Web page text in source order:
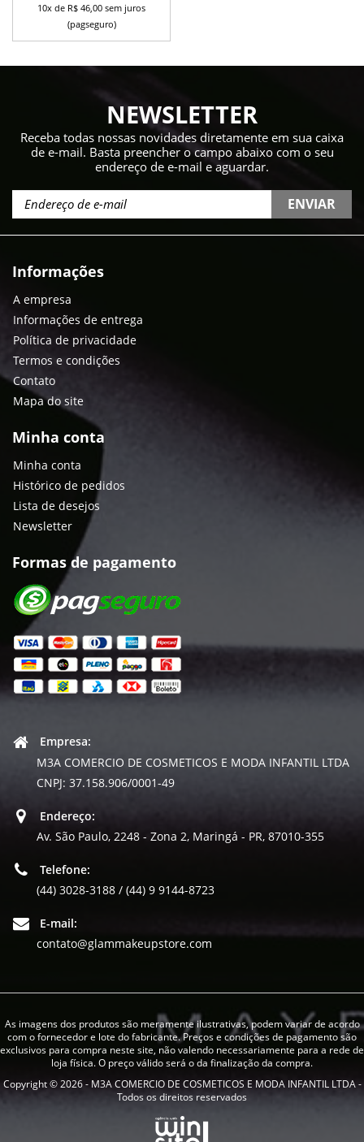
10x de R$ 46,00 sem juros
(pagseguro)
NEWSLETTER
Receba todas nossas novidades diretamente em sua caixa
de e-mail. Basta preencher o campo abaixo com o seu
endereço de e-mail e aguardar.
ENVIAR
Informações
A empresa
Informações de entrega
Política de privacidade
Termos e condições
Contato
Mapa do site
Minha conta
Minha conta
Histórico de pedidos
Lista de desejos
Newsletter
Formas de pagamento
Empresa:
M3A COMERCIO DE COSMETICOS E MODA INFANTIL LTDA
CNPJ: 37.158.906/0001-49
Endereço:
Av. São Paulo, 2248 - Zona 2, Maringá - PR, 87010-355
Telefone:
(44) 3028-3188 / (44) 9 9144-8723
E-mail:
contato@glammakeupstore.com
As imagens dos produtos são meramente ilustrativas, podem variar de acordo
com o fornecedor e lote do fabricante. Preços e condições de pagamento são
exclusivos para compra neste site, não valendo necessariamente para a rede de
loja física. O preço válido será o da finalização da compra.
Copyright © 2026 - M3A COMERCIO DE COSMETICOS E MODA INFANTIL LTDA -
Todos os direitos reservados